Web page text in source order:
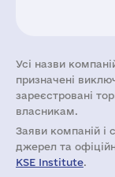
Усі назви
призначені
зареєстровані
власникам.
Заяви компаній i
джерел та
KSE Institute.